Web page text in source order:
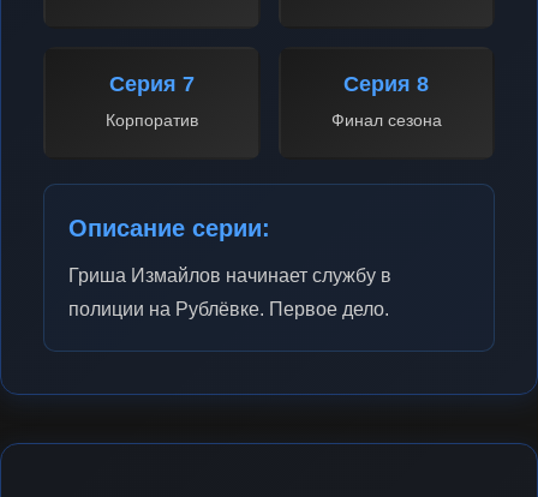
Серия 7
Корпоратив
Серия 8
Финал сезона
Описание серии:
Гриша Измайлов начинает службу в
полиции на Рублёвке. Первое дело.